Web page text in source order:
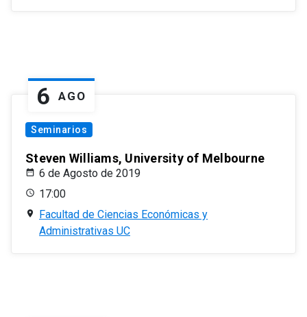
6 AGO
Seminarios
Steven Williams, University of Melbourne
6 de Agosto de 2019
17:00
Facultad de Ciencias Económicas y
Administrativas UC